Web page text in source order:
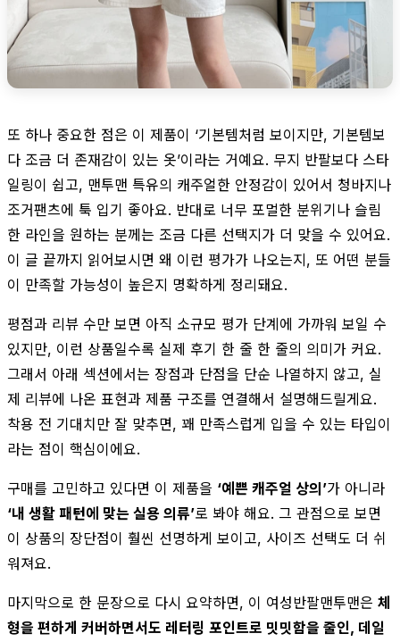
또 하나 중요한 점은 이 제품이 ‘기본템처럼 보이지만, 기본템보
다 조금 더 존재감이 있는 옷’이라는 거예요. 무지 반팔보다 스타
일링이 쉽고, 맨투맨 특유의 캐주얼한 안정감이 있어서 청바지나
조거팬츠에 툭 입기 좋아요. 반대로 너무 포멀한 분위기나 슬림
한 라인을 원하는 분께는 조금 다른 선택지가 더 맞을 수 있어요.
이 글 끝까지 읽어보시면 왜 이런 평가가 나오는지, 또 어떤 분들
이 만족할 가능성이 높은지 명확하게 정리돼요.
평점과 리뷰 수만 보면 아직 소규모 평가 단계에 가까워 보일 수
있지만, 이런 상품일수록 실제 후기 한 줄 한 줄의 의미가 커요.
그래서 아래 섹션에서는 장점과 단점을 단순 나열하지 않고, 실
제 리뷰에 나온 표현과 제품 구조를 연결해서 설명해드릴게요.
착용 전 기대치만 잘 맞추면, 꽤 만족스럽게 입을 수 있는 타입이
라는 점이 핵심이에요.
구매를 고민하고 있다면 이 제품을 ‘예쁜 캐주얼 상의’가 아니라
‘내 생활 패턴에 맞는 실용 의류’로 봐야 해요. 그 관점으로 보면
이 상품의 장단점이 훨씬 선명하게 보이고, 사이즈 선택도 더 쉬
워져요.
마지막으로 한 문장으로 다시 요약하면, 이 여성반팔맨투맨은 체
형을 편하게 커버하면서도 레터링 포인트로 밋밋함을 줄인, 데일